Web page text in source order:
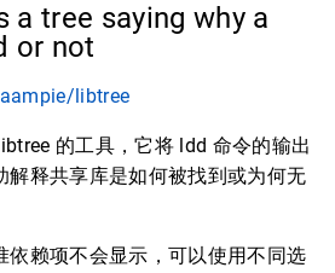
a tree saying why a
or not
libtree
的工具，它将 ldd 命令的输出
解释共享库是如何被找到或为何无
依赖项不会显示，可以使用不同选